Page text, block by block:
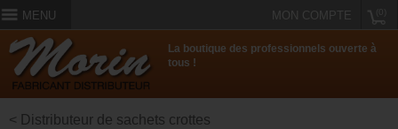
MENU MON COMPTE
La boutique des professionnels ouverte à
tous !
< Distributeur de sachets crottes